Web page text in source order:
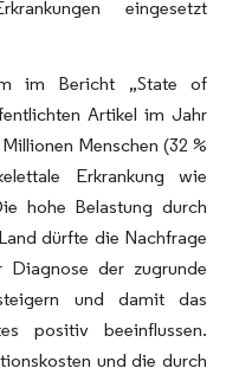
eingesetzt
im Bericht „State of
Artikel im Jahr
Menschen (32 %
Erkrankung wie
hohe Belastung durch
dürfte die Nachfrage
Diagnose der zugrunde
und damit das
positiv beeinflussen.
und die durch